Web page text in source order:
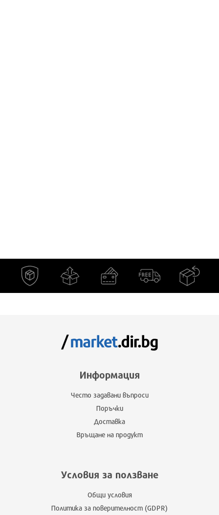
Информация
Често задавани въпроси
Поръчки
Доставка
Връщане на продукт
Условия за ползване
Общи условия
Политика за поверителност (GDPR)